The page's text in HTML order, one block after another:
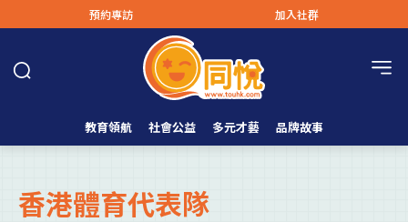
預約專訪 加入社群
教育領航 社會公益 多元才藝 品牌故事
香港體育代表隊